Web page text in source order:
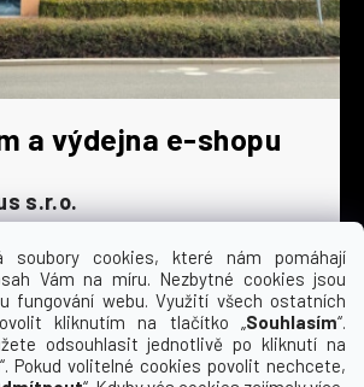
soubory cookies, které nám pomáhají
Vám na míru. Nezbytné cookies jsou
fungování webu. Využití všech ostatních
kliknutím na tlačítko „Souhlasím“.
odsouhlasit jednotlivě po kliknutí na
“. Pokud volitelné cookies povolit nechcete,
a výdejna e-shopu
s.r.o.
- Čakovice
- 16:30
- 15:30